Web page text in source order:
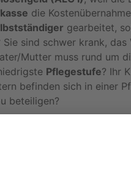
die
gearbeitet,
sind schwer krank,
Mutter muss rund um
Pflegestufe? Ihr
befinden sich in einer
beteiligen?
Dieses
Sozialgesetzbüchern
zur Verwirklichung
Hilfen gestalten.
Notlagen erschöpfen.